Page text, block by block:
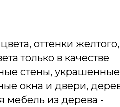
оттенки
только в качестве
стены,
окна и двери,
мебель из дерева -